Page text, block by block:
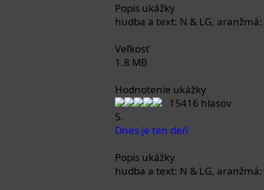
Popis ukážky
hudba a text: N & LG,
Veľkosť
1.8 MB
Hodnotenie ukážky
15416 hlasov
5.
Dnes je ten deň
Popis ukážky
hudba a text: N & LG,